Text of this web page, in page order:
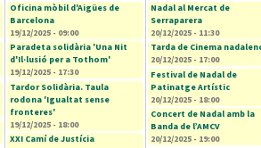
Oficina mòbil d'Aigües de
Barcelona
19/12/2025 - 09:00
Paradeta solidària 'Una Nit
d'Il·lusió per a Tothom'
19/12/2025 - 17:30
Tardor Solidària. Taula
rodona 'Igualtat sense
fronteres'
19/12/2025 - 18:00
XXI Camí de Justícia
Nadal al Mercat de
Serraparera
20/12/2025 - 11:30
Tarda de Cinema
20/12/2025 - 17:00
Festival de Nadal de
Patinatge Artístic
20/12/2025 - 18:00
Concert de Nadal amb la
Banda de l’AMCV
20/12/2025 - 19:00